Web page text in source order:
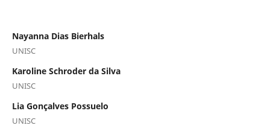
Nayanna Dias Bierhals
UNISC
Karoline Schroder da Silva
UNISC
Lia Gonçalves Possuelo
UNISC